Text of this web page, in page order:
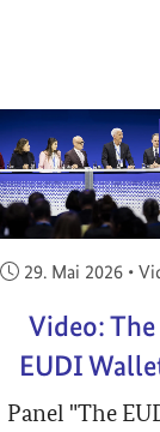
Veröffentlicht
29. Mai 2026 •
Video: The
EUDI
Panel "The